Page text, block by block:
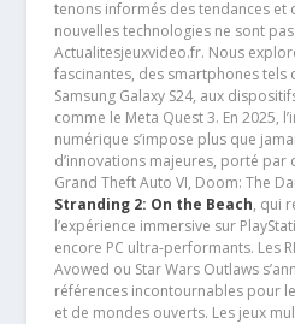
tenons informés des tendances et
nouvelles technologies ne sont
Actualitesjeuxvideo.fr. Nous
fascinantes, des smartphones tels
Samsung Galaxy S24, aux
comme le Meta Quest 3. En 2025,
numérique s’impose plus que
d’innovations majeures, porté par
Grand Theft Auto VI, Doom: The
Stranding 2: On the Beach, qui
l’expérience immersive sur
encore PC ultra-performants. Les
Avowed ou Star Wars Outlaws
références incontournables pour
et de mondes ouverts. Les jeux